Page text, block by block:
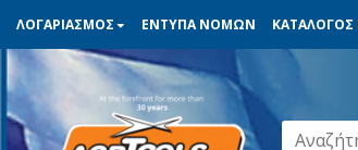
ΛΟΓΑΡΙΑΣΜΟΣ ΕΝΤΥΠΑ ΝΟΜΩΝ